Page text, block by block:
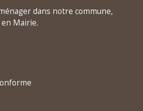
dans notre commune,
Mairie.